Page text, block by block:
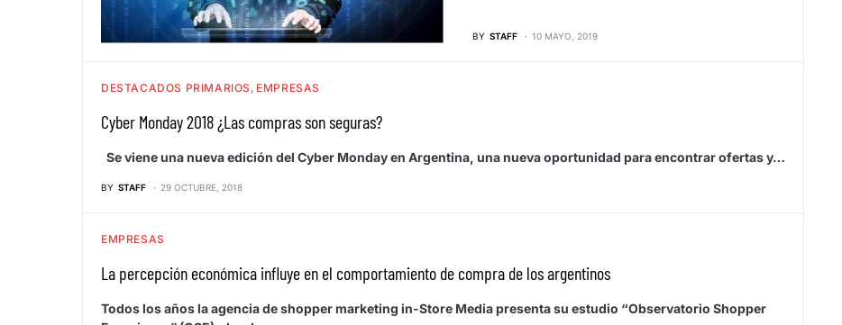
BY STAFF 10 MAYO, 2019
DESTACADOS PRIMARIOS EMPRESAS
Cyber Monday 2018 ¿Las compras son seguras?
Se viene una nueva edición del Cyber Monday en Argentina, una nueva oportunidad para encontrar ofertas y…
BY STAFF 29 OCTUBRE, 2018
EMPRESAS
La percepción económica influye en el comportamiento de compra de los argentinos
Todos los años la agencia de shopper marketing in-Store Media presenta su estudio “Observatorio Shopper